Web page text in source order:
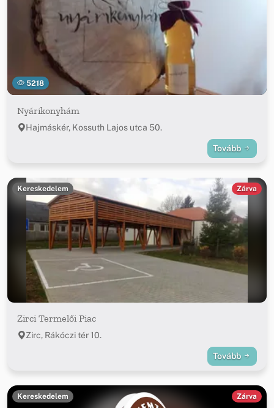
5218
Nyárikonyhám
Hajmáskér, Kossuth Lajos utca 50.
Tovább
Kereskedelem Zárva
Zirci Termelői Piac
Zirc, Rákóczi tér 10.
Tovább
Kereskedelem Zárva